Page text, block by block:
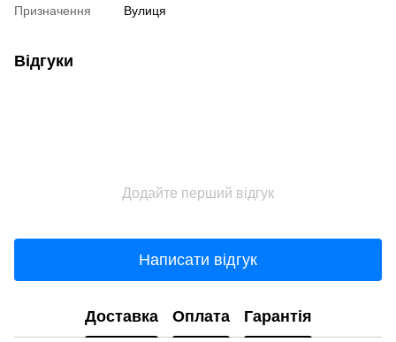
Призначення
Вулиця
Відгуки
Додайте перший відгук
Написати відгук
Доставка Оплата Гарантія